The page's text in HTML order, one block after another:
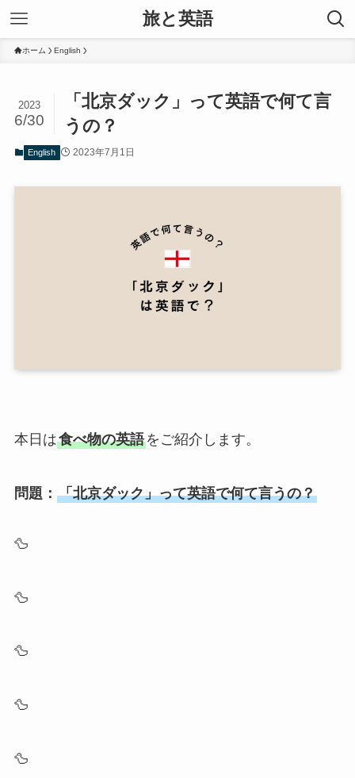
旅と英語
ホーム English
「北京ダック」って英語で何て言
うの？
2023
6/30
English 2023年7月1日
本日は食べ物の英語をご紹介します。
問題： 「北京ダック」って英語で何て言うの？
🦆
🦆
🦆
🦆
🦆